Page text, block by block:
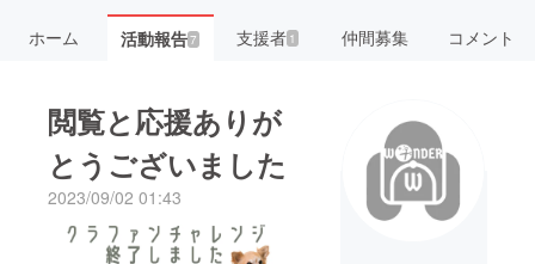
ホーム 活動報告7 支援者 1 仲間募集 コメント
閲覧と応援ありが
とうございました
2023/09/02 01:43